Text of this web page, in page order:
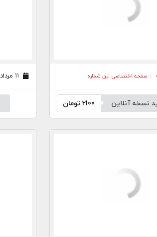
صفحه اختصاصی این شماره
نسخه آنلاین 2100تومان